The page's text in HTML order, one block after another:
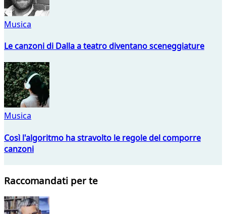
Musica
Le canzoni di Dalla a teatro diventano sceneggiature
Musica
Così l'algoritmo ha stravolto le regole del comporre
canzoni
Raccomandati per te